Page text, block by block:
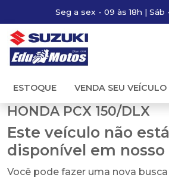
Seg a sex - 09 às 18h | Sáb
ESTOQUE VENDA SEU VEÍCULO
HONDA PCX 150/DLX
Este veículo não
disponível em
Você pode fazer uma nova